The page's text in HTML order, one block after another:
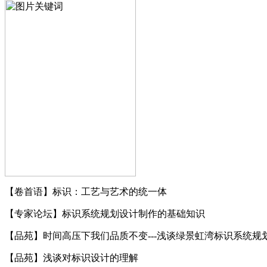
【卷首语】标识：工艺与艺术的统一体
【专家论坛】标识系统规划设计制作的基础知识
【品苑】时间高压下我们品质不变---浅谈绿景虹湾标识系统规
【品苑】浅谈对标识设计的理解